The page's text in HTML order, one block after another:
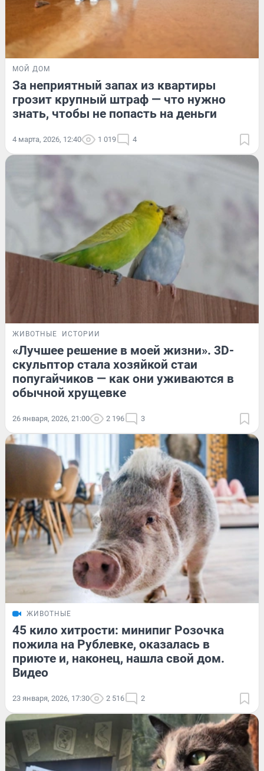
МОЙ ДОМ
За неприятный запах из квартиры
грозит крупный штраф — что нужно
знать, чтобы не попасть на деньги
4 марта, 2026, 12:40 1 019 4
ЖИВОТНЫЕ ИСТОРИИ
«Лучшее решение в моей жизни». 3D-
скульптор стала хозяйкой стаи
попугайчиков — как они уживаются в
обычной хрущевке
26 января, 2026, 21:00 2 196 3
ЖИВОТНЫЕ
45 кило хитрости: минипиг Розочка
пожила на Рублевке, оказалась в
приюте и, наконец, нашла свой дом.
Видео
23 января, 2026, 17:30 2 516 2